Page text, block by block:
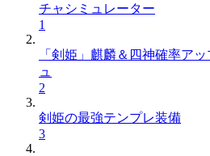
チャシミュレーター
1
「剣姫」麒麟＆四神確率ア
ュ
2
剣姫の最強テンプレ装備
3